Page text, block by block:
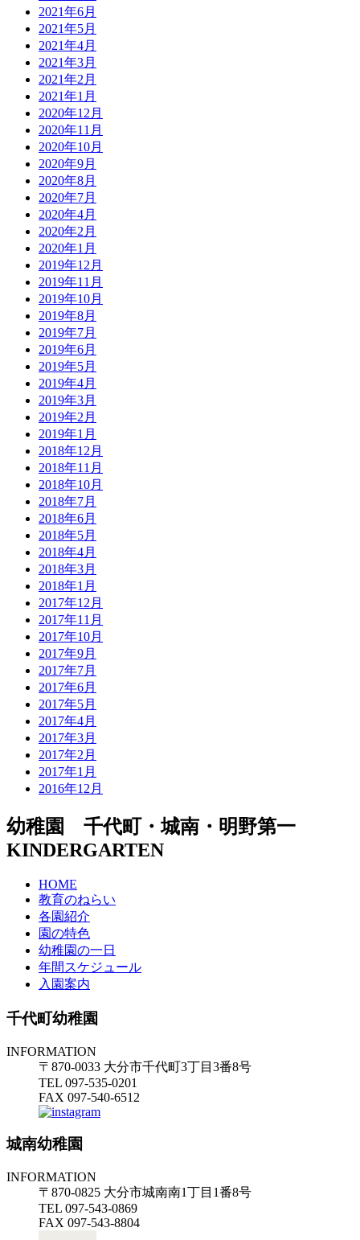
2021年6月
2021年5月
2021年4月
2021年3月
2021年2月
2021年1月
2020年12月
2020年11月
2020年10月
2020年9月
2020年8月
2020年7月
2020年4月
2020年2月
2020年1月
2019年12月
2019年11月
2019年10月
2019年8月
2019年7月
2019年6月
2019年5月
2019年4月
2019年3月
2019年2月
2019年1月
2018年12月
2018年11月
2018年10月
2018年7月
2018年6月
2018年5月
2018年4月
2018年3月
2018年1月
2017年12月
2017年11月
2017年10月
2017年9月
2017年7月
2017年6月
2017年5月
2017年4月
2017年3月
2017年2月
2017年1月
2016年12月
幼稚園 千代町・城南・明野第一
KINDERGARTEN
HOME
教育のねらい
各園紹介
園の特色
幼稚園の一日
年間スケジュール
入園案内
千代町幼稚園
INFORMATION
〒870-0033 大分市千代町3丁目3番8号
TEL 097-535-0201
FAX 097-540-6512
城南幼稚園
INFORMATION
〒870-0825 大分市城南南1丁目1番8号
TEL 097-543-0869
FAX 097-543-8804